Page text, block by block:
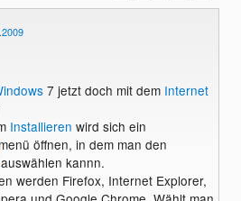
7 jetzt doch mit dem Internet
Installieren wird sich ein
menü öffnen, in dem man den
kannn.
werden Firefox, Internet Explorer,